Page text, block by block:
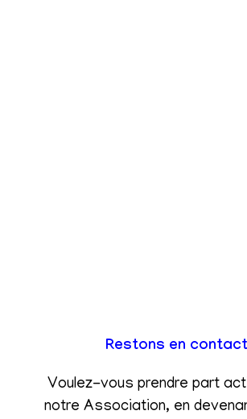
Restons en
Voulez-vous prendre part
notre Association, en